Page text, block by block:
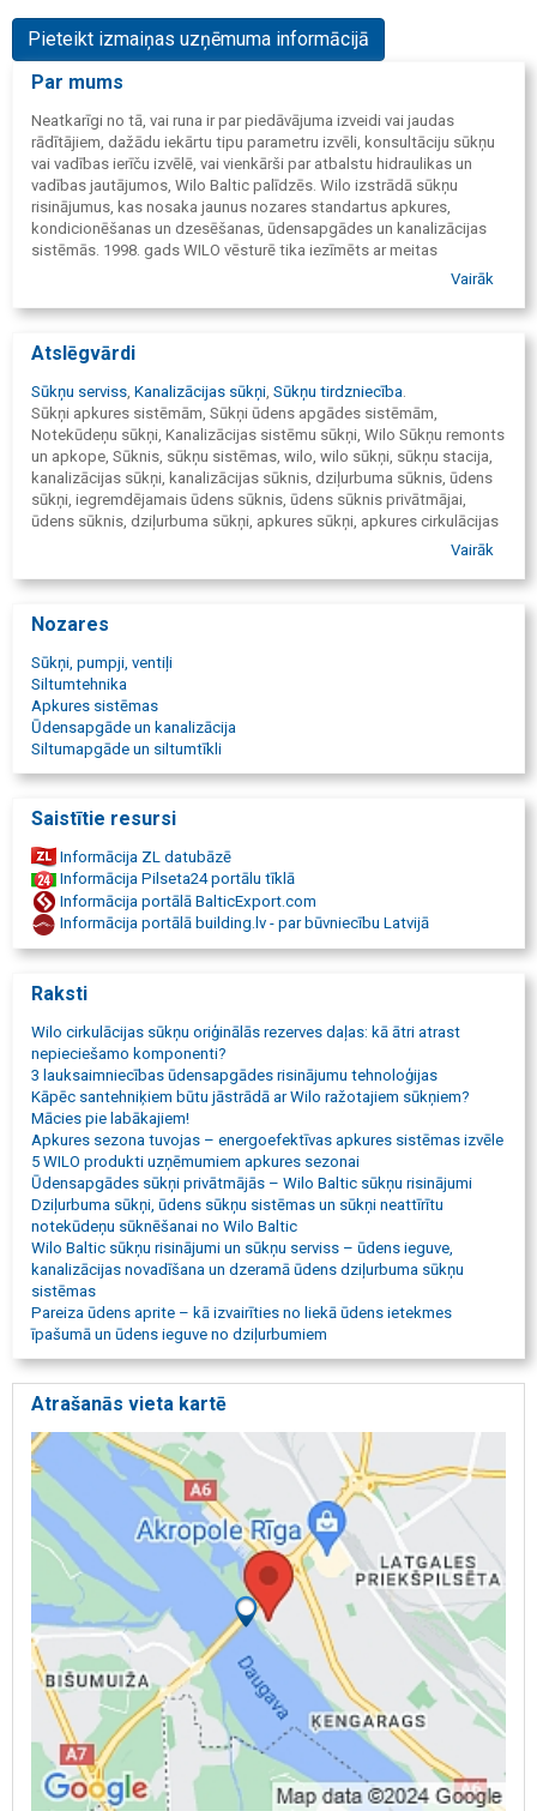
Pieteikt izmaiņas uzņēmuma informācijā
Par mums
Neatkarīgi no tā, vai runa ir par piedāvājuma izveidi vai jaudas
rādītājiem, dažādu iekārtu tipu parametru izvēli, konsultāciju sūkņu
vai vadības ierīču izvēlē, vai vienkārši par atbalstu hidraulikas un
vadības jautājumos, Wilo Baltic palīdzēs. Wilo izstrādā sūkņu
risinājumus, kas nosaka jaunus nozares standartus apkures,
kondicionēšanas un dzesēšanas, ūdensapgādes un kanalizācijas
sistēmās. 1998. gads WILO vēsturē tika iezīmēts ar meitas
Latvija un Igaunija. Baltijas reģionā WILO ienāca 1998. gadā, un 2018.
veiksmīgas darbības gadiem. Mātes uzņēmuma starptautiskā
darbinieku profesionalitāte un entuziasms ļāvis šajos gados
izveidot solīdas ilgtermiņa darījuma attiecības ar valsts un
municipālajiem uzņēmumiem, vadošajām celtniecības materiālu
tirdzniecības firmām, būvuzņēmumiem un montāžas kompānijām.
Vairāk
Atslēgvārdi
Sūkņu serviss Kanalizācijas sūkņi Sūkņu tirdzniecība
Sūkņi apkures sistēmām, Sūkņi ūdens apgādes sistēmām,
Notekūdeņu sūkņi, Kanalizācijas sistēmu sūkņi, Wilo Sūkņu remonts
un apkope, Sūknis, sūkņu sistēmas, wilo, wilo sūkņi, sūkņu stacija,
kanalizācijas sūkņi, kanalizācijas sūknis, dziļurbuma sūknis, ūdens
sūkņi, iegremdējamais ūdens sūknis, ūdens sūknis privātmājai,
ūdens sūknis, dziļurbuma sūkņi, apkures sūkņi, apkures cirkulācijas
sūknis, apkures sūknis, cirkulācijas sūknis, drenāža, drenāžas
sistēmu sūkņi, sistēmu sūkņi, drenāžas sūkņi, mikseri, aeratori,
Ūdens dzesēšanas sūkņi. Ventilācijas sūkņi, ventilācijas sistēmu
sūkņi, augstas efektivitātes sūkņi apkurei, Sūkņu serviss, sūkņu
servisa centrs, sūkņu sistēmu apkalpošana, sūkņu apkope, sūkņu
apmaiņa, nomaiņa. Sūkņu vairumtirdzniecība, sūkņu sistēmu
vairumtirdzniecība.
Vairāk
Nozares
Sūkņi, pumpji, ventiļi
Siltumtehnika
Apkures sistēmas
Ūdensapgāde un kanalizācija
Siltumapgāde un siltumtīkli
Saistītie resursi
Informācija ZL datubāzē
Informācija Pilseta24 portālu tīklā
Informācija portālā BalticExport.com
Informācija portālā building.lv - par būvniecību Latvijā
Raksti
Wilo cirkulācijas sūkņu oriģinālās rezerves daļas: kā ātri atrast
nepieciešamo komponenti?
3 lauksaimniecības ūdensapgādes risinājumu tehnoloģijas
Kāpēc santehniķiem būtu jāstrādā ar Wilo ražotajiem sūkņiem?
Mācies pie labākajiem!
Apkures sezona tuvojas – energoefektīvas apkures sistēmas izvēle
5 WILO produkti uzņēmumiem apkures sezonai
Ūdensapgādes sūkņi privātmājās – Wilo Baltic sūkņu risinājumi
Dziļurbuma sūkņi, ūdens sūkņu sistēmas un sūkņi neattīrītu
notekūdeņu sūknēšanai no Wilo Baltic
Wilo Baltic sūkņu risinājumi un sūkņu serviss – ūdens ieguve,
kanalizācijas novadīšana un dzeramā ūdens dziļurbuma sūkņu
sistēmas
Pareiza ūdens aprite – kā izvairīties no liekā ūdens ietekmes
īpašumā un ūdens ieguve no dziļurbumiem
Atrašanās vieta kartē